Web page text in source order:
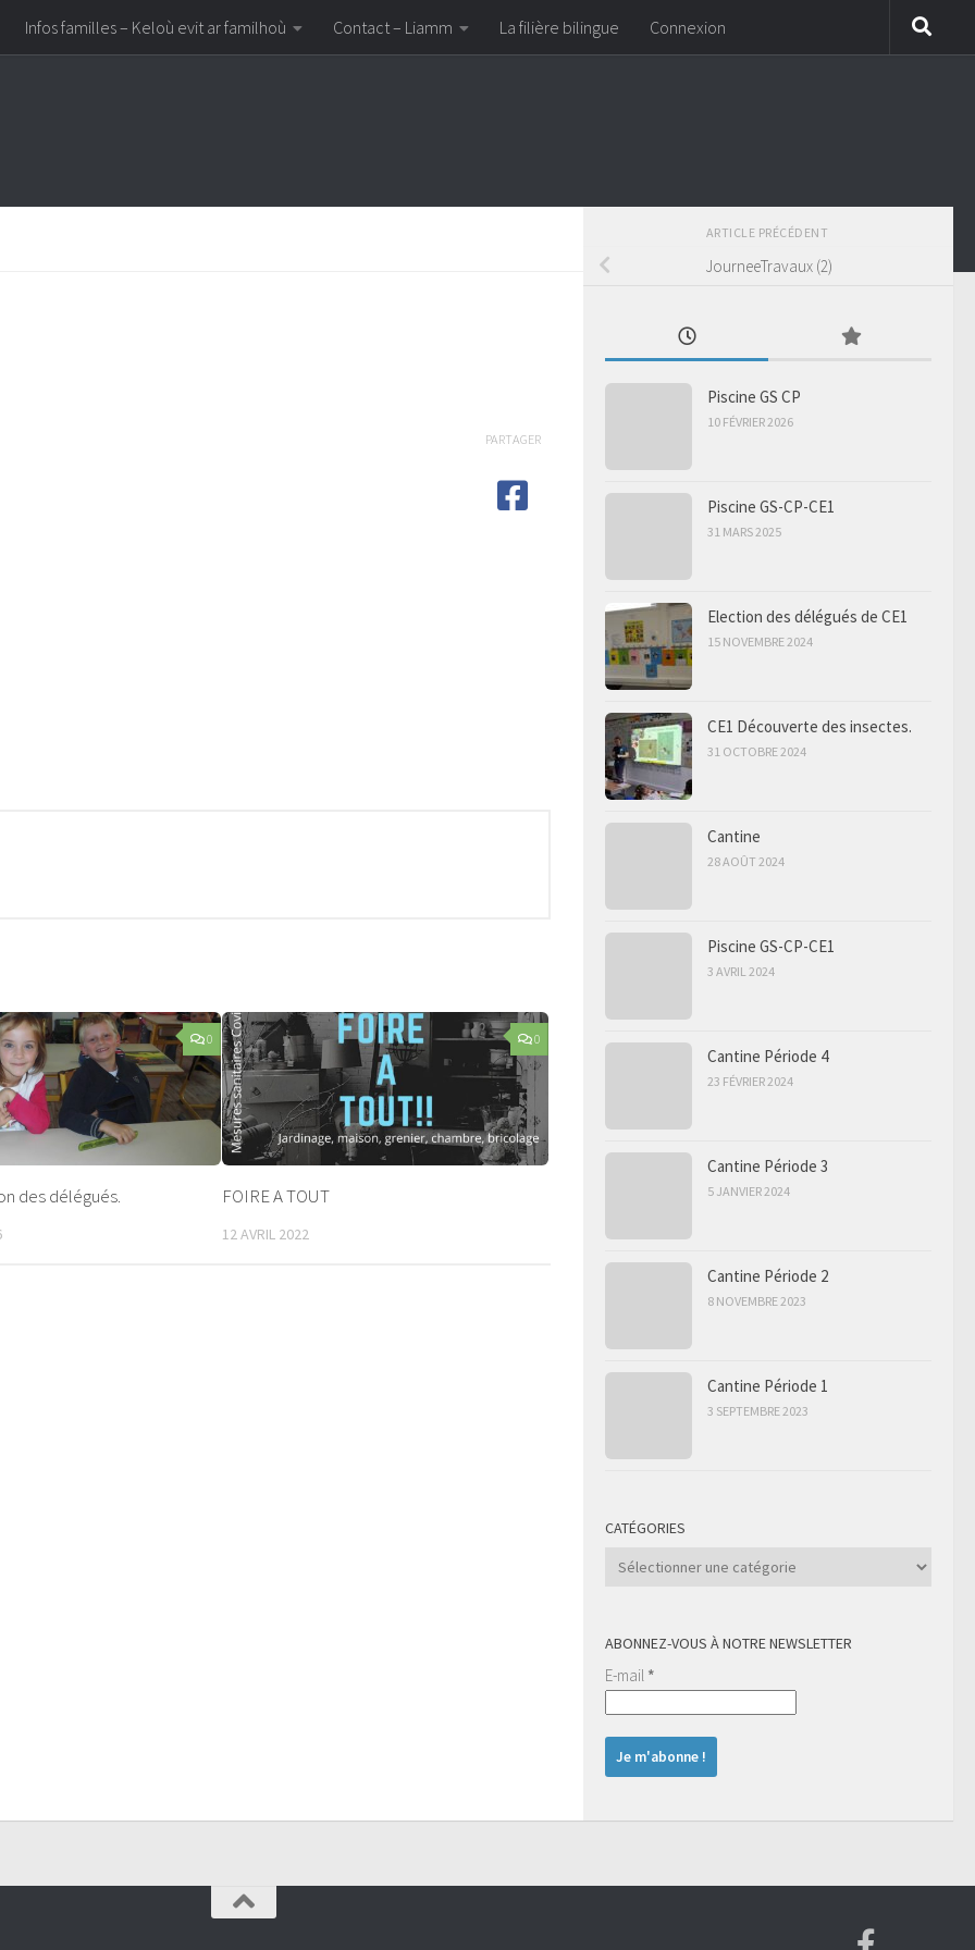
Infos familles – Keloù evit ar familhoù Contact – Liamm La filière bilingue Connexion
PARTAGER
0
des délégués.
0
FOIRE A TOUT
12 AVRIL 2022
ARTICLE PRÉCÉDENT
JourneeTravaux (2)
Piscine GS CP
10 FÉVRIER 2026
Piscine GS-CP-CE1
31 MARS 2025
Election des délégués de CE1
15 NOVEMBRE 2024
CE1 Découverte des insectes.
31 OCTOBRE 2024
Cantine
28 AOÛT 2024
Piscine GS-CP-CE1
3 AVRIL 2024
Cantine Période 4
23 FÉVRIER 2024
Cantine Période 3
5 JANVIER 2024
Cantine Période 2
8 NOVEMBRE 2023
Cantine Période 1
3 SEPTEMBRE 2023
CATÉGORIES
Catégories
ABONNEZ-VOUS À NOTRE NEWSLETTER
E-mail *